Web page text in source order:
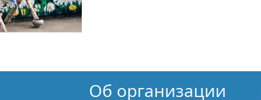
Об организации